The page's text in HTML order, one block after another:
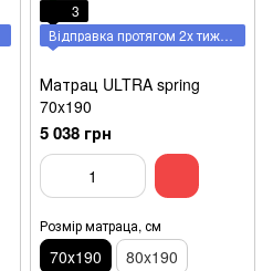
3
Відправка протягом 2х тижнів
Матрац ULTRA spring
70x190
5 038 грн
Розмір матраца, см
70х190
80x190